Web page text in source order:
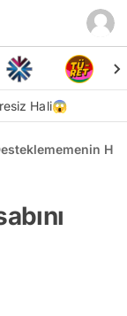
Hali😱